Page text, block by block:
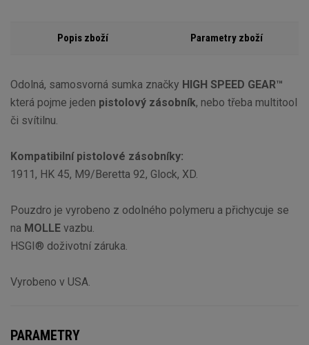
Popis zboží Parametry zboží
Odolná, samosvorná sumka značky HIGH SPEED GEAR™
která pojme jeden pistolový zásobník, nebo třeba multitool
či svítilnu.
Kompatibilní pistolové zásobníky:
1911, HK 45, M9/Beretta 92, Glock, XD.
Pouzdro je vyrobeno z odolného polymeru a přichycuje se
na MOLLE vazbu.
HSGI® doživotní záruka.
Vyrobeno v USA.
PARAMETRY